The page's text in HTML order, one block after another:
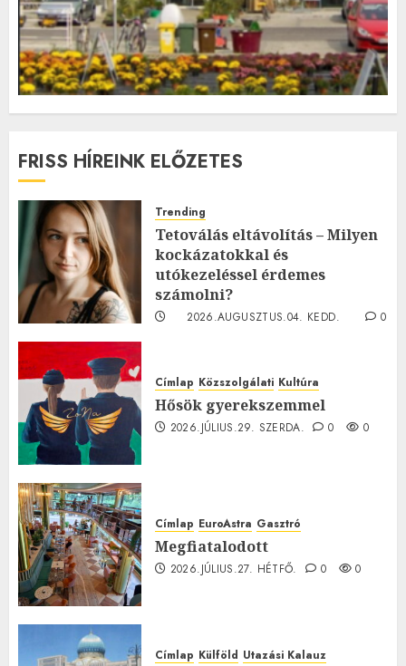
FRISS HÍREINK ELŐZETES
Trending
Tetoválás eltávolítás – Milyen
kockázatokkal és
utókezeléssel érdemes
számolni?
2026.AUGUSZTUS.04. KEDD.
0
Címlap Közszolgálati Kultúra
Hősök gyerekszemmel
2026.JÚLIUS.29. SZERDA. 0 0
Címlap EuroAstra Gasztró
Megfiatalodott
2026.JÚLIUS.27. HÉTFŐ. 0 0
Címlap Külföld Utazási Kalauz